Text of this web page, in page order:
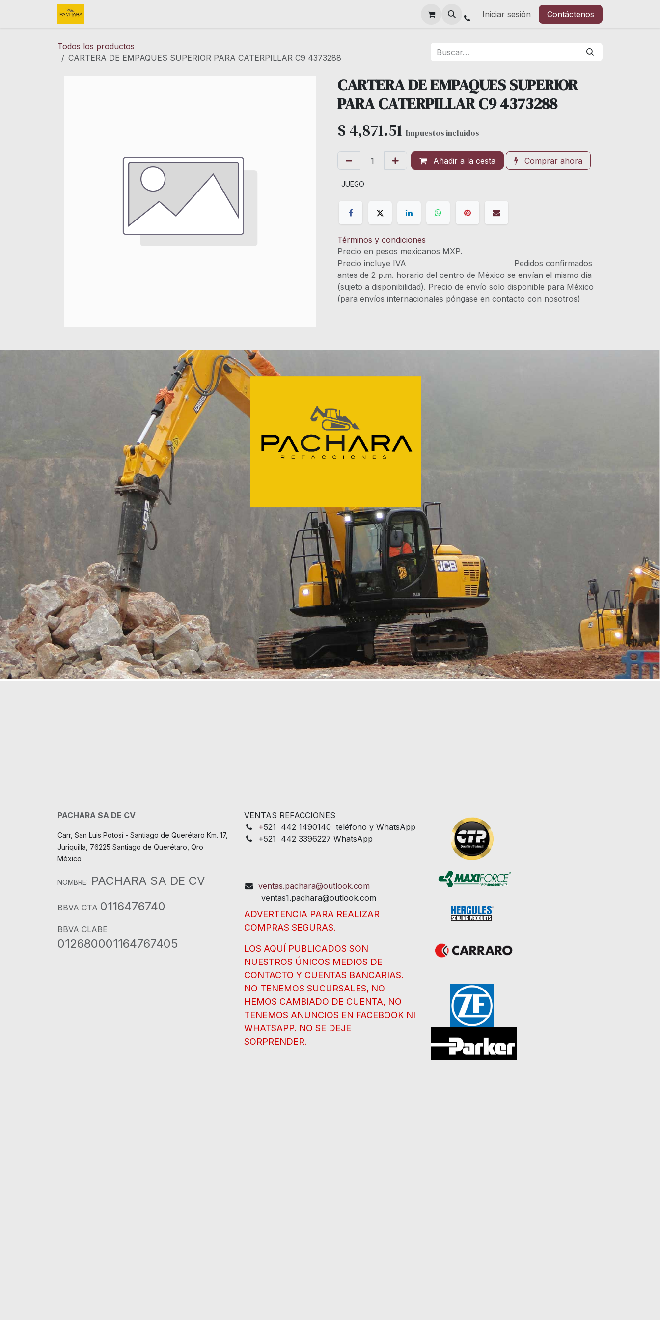
Iniciar sesión Contáctenos
Todos los productos
CARTERA DE EMPAQUES SUPERIOR PARA CATERPILLAR C9 4373288
CARTERA DE EMPAQUES SUPERIOR
PARA CATERPILLAR C9 4373288
$ 4,871.51 Impuestos incluidos
Añadir a la cesta Comprar ahora
JUEGO
Términos y condiciones
Precio en pesos mexicanos MXP.
Precio incluye IVA Pedidos confirmados
antes de 2 p.m. horario del centro de México se envían el mismo día
(sujeto a disponibilidad). Precio de envío solo disponible para México
(para envíos internacionales póngase en contacto con nosotros)
PACHARA SA DE CV
Carr, San Luis Potosí - Santiago de Querétaro Km. 17,
Juriquilla, 76225 Santiago de Querétaro, Qro
México.
NOMBRE: PACHARA SA DE CV
BBVA CTA 0116476740
BBVA CLABE
012680001164767405
VENTAS REFACCIONES
+521 442 1490140 teléfono y WhatsApp
+521 442 3396227 WhatsApp
ventas.pachara@outlook.com
ventas1.pachara@outlook.com
ADVERTENCIA PARA REALIZAR
COMPRAS SEGURAS.
LOS AQUÍ PUBLICADOS SON
NUESTROS ÚNICOS MEDIOS DE
CONTACTO Y CUENTAS BANCARIAS.
NO TENEMOS SUCURSALES, NO
HEMOS CAMBIADO DE CUENTA, NO
TENEMOS ANUNCIOS EN FACEBOOK NI
WHATSAPP. NO SE DEJE
SORPRENDER.